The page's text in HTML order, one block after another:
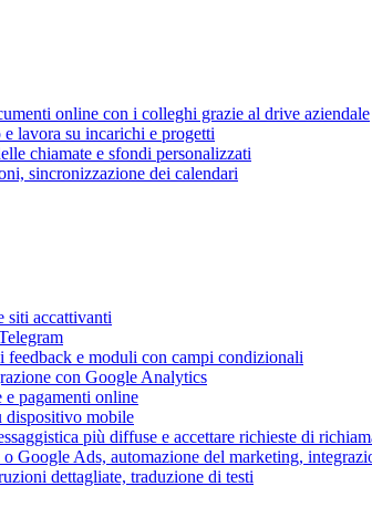
online con i colleghi grazie al drive aziendale
lavora su incarichi e progetti
chiamate e sfondi personalizzati
sincronizzazione dei calendari
siti accattivanti
e moduli con campi condizionali
con Google Analytics
e pagamenti online
dispositivo mobile
più diffuse e accettare richieste di
Google Ads, automazione del marketing,
dettagliate, traduzione di testi